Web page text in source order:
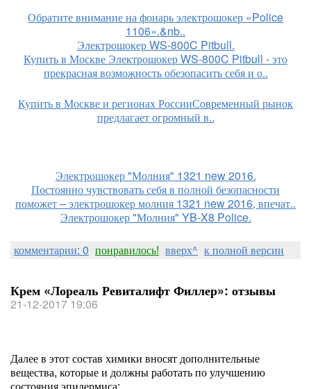
Обратите внимание на фонарь электрошокер «Police
1106».&nb..
Электрошокер WS-800C Pitbull.
Купить в Москве Электрошокер WS-800C Pitbull - это
прекрасная возможность обезопасить себя и о..
Купить в Москве и регионах РоссииСовременный рынок
предлагает огромный в..
Электрошокер "Молния" 1321 new 2016.
Постоянно чувствовать себя в полной безопасности
поможет – электрошокер молния 1321 new 2016, впечат..
Электрошокер "Молния" YB-X8 Police.
комментарии: 0 понравилось! вверх^ к полной версии
Крем «Лореаль Ревиталифт Филлер»: отзывы
21-12-2017 19:06
Далее в этот состав химики вносят дополнительные
вещества, которые и должны работать по улучшению